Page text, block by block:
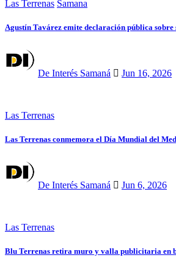
Las Terrenas Samana
Agustín Tavárez emite declaración pública sobre
De Interés Samaná Jun 16, 2026
Las Terrenas
Las Terrenas conmemora el Día Mundial del
De Interés Samaná Jun 6, 2026
Las Terrenas
Blu Terrenas retira muro y valla publicitaria en